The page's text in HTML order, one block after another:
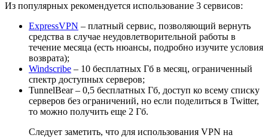
Из популярных рекомендуется использование 3 сервисов:
ExpressVPN – платный сервис, позволяющий вернуть
средства в случае неудовлетворительной работы в
течение месяца (есть нюансы, подробно изучите условия
возврата);
Windscribe – 10 бесплатных Гб в месяц, ограниченный
спектр доступных серверов;
TunnelBear – 0,5 бесплатных Гб, доступ ко всему списку
серверов без ограничений, но если поделиться в Twitter,
то можно получить еще 2 Гб.
Следует заметить, что для использования VPN на